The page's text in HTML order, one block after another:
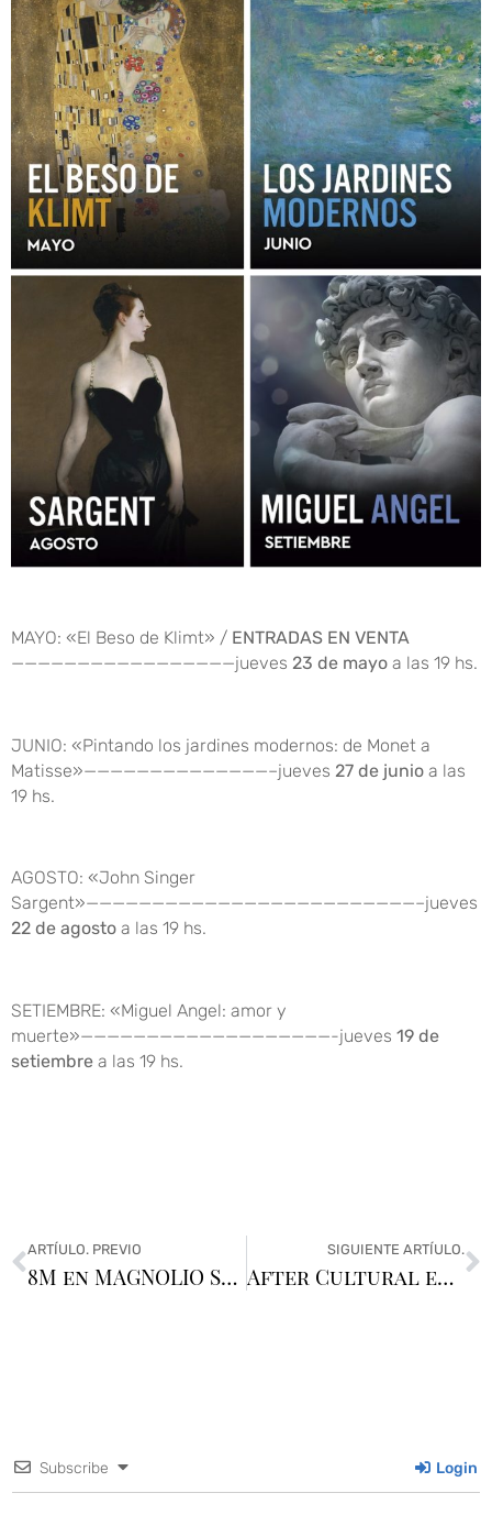
MAYO: «El Beso de Klimt» / ENTRADAS EN VENTA
—————————————————jueves 23 de mayo a las 19 hs.
JUNIO: «Pintando los jardines modernos: de Monet a
Matisse»——————————————–jueves 27 de junio a las
19 hs.
AGOSTO: «John Singer
Sargent»—————————————————————————–jueves
22 de agosto a las 19 hs.
SETIEMBRE: «Miguel Angel: amor y
muerte»———————————————————-jueves 19 de
setiembre a las 19 hs.
ARTÍULO. PREVIO
8M en MAGNOLIO SALA
SIGUIENTE ARTÍULO.
After Cultural en Busqueda
Subscribe Login